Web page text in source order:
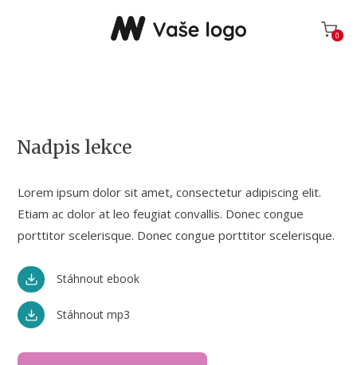
0
Nadpis lekce
Lorem ipsum dolor sit amet, consectetur adipiscing elit.
Etiam ac dolor at leo feugiat convallis. Donec congue
porttitor scelerisque. Donec congue porttitor scelerisque.
Stáhnout ebook
Stáhnout mp3